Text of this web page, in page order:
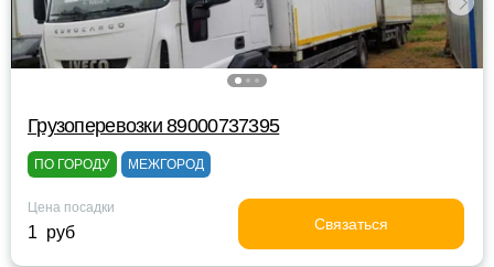
Грузоперевозки 89000737395
ПО ГОРОДУ МЕЖГОРОД
Цена посадки
1 руб Связаться